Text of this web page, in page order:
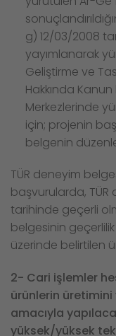
g) 12/03/2008
yayımlanarak
Geliştirme ve
Hakkında
Merkezlerinde
için; projenin
belgenin
TÜR deneyim
başvurularda,
tarihinde geçerli
belgesinin
üzerinde belirtilen
2- Cari işlemler
ürünlerin
amacıyla
yüksek/yüksek